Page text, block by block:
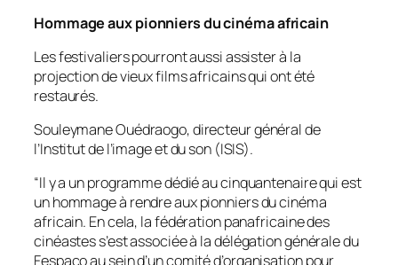
Hommage aux pionniers du cinéma africain
Les festivaliers pourront aussi assister à la
projection de vieux films africains qui ont été
restaurés.
Souleymane Ouédraogo, directeur général de
l’Institut de l’image et du son (ISIS).
“Il y a un programme dédié au cinquantenaire qui est
un hommage à rendre aux pionniers du cinéma
africain. En cela, la fédération panafricaine des
cinéastes s’est associée à la délégation générale du
Fespaco au sein d’un comité d’organisation pour